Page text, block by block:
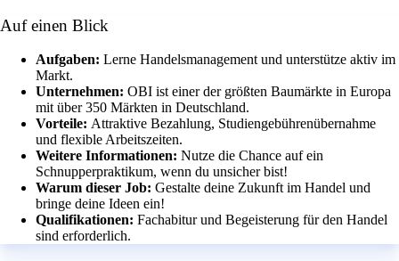
Auf einen Blick
Aufgaben: Lerne Handelsmanagement und unterstütze aktiv im
Markt.
Unternehmen: OBI ist einer der größten Baumärkte in Europa
mit über 350 Märkten in Deutschland.
Vorteile: Attraktive Bezahlung, Studiengebührenübernahme
und flexible Arbeitszeiten.
Weitere Informationen: Nutze die Chance auf ein
Schnupperpraktikum, wenn du unsicher bist!
Warum dieser Job: Gestalte deine Zukunft im Handel und
bringe deine Ideen ein!
Qualifikationen: Fachabitur und Begeisterung für den Handel
sind erforderlich.